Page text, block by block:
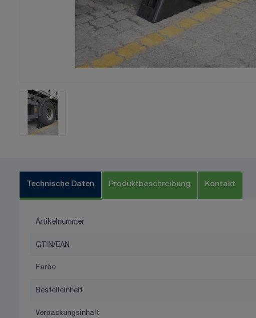
Technische Daten Produktbeschreibung Kontakt
Artikelnummer
GTIN/EAN
Farbe
Bestelleinheit
Verpackungsinhalt